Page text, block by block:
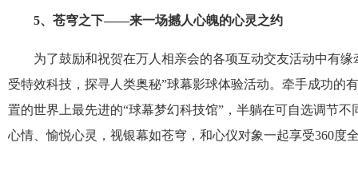
5、苍穹之下——来一场撼人心魄的心灵之约
为了鼓励和祝贺在万人相亲会的各项互动交友活动中有
受特效科技，探寻人类奥秘”球幕影球体验活动。牵手成功的
置的世界上最先进的“球幕梦幻科技馆”，半躺在可自选调节
心情、愉悦心灵，视银幕如苍穹，和心仪对象一起享受360度